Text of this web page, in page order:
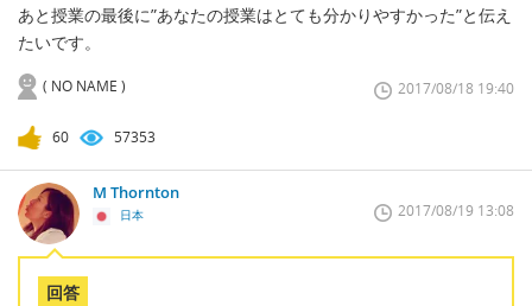
あと授業の最後に”あなたの授業はとても分かりやすかった”と伝え
たいです。
( NO NAME ) 2017/08/18 19:40
60 57353
M Thornton
日本 2017/08/19 13:08
回答